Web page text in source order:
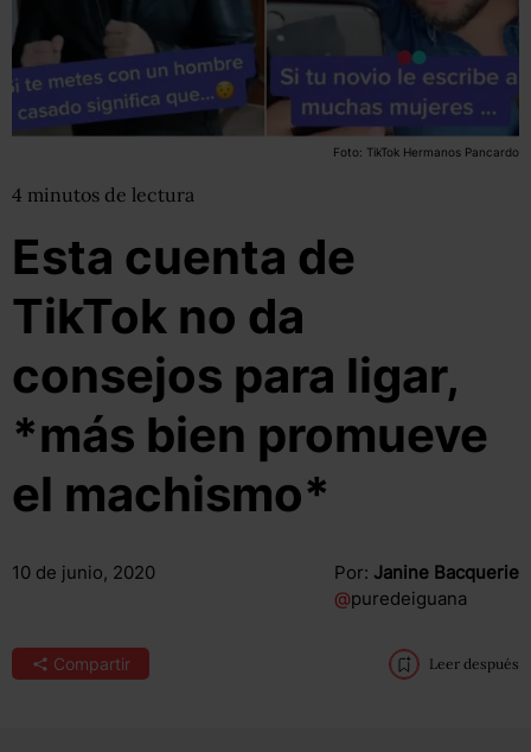
Foto: TikTok Hermanos Pancardo
4 minutos de lectura
Esta cuenta de
TikTok no da
consejos para ligar,
*más bien promueve
el machismo*
10 de junio, 2020 Por: Janine Bacquerie
@puredeiguana
Compartir Leer después